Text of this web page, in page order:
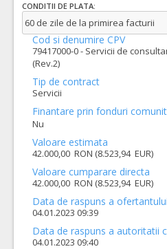
CONDITII DE PLATA:
60 de zile de la primirea facturii
Cod si denumire CPV
79417000-0 - Servicii de
(Rev.2)
Tip de contract
Servicii
Finantare prin fonduri
Nu
Valoare estimata
42.000,00 RON (8.523,94 EUR)
Valoare cumparare directa
42.000,00 RON (8.523,94 EUR)
Data de raspuns a ofertantului
04.01.2023 09:39
Data de raspuns a autoritatii
04.01.2023 09:40